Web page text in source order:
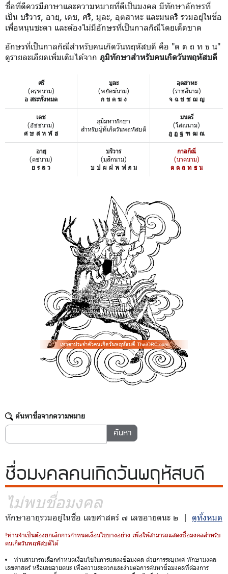
ชื่อที่ดีควรมีภาษาและความหมายที่ดีเป็นมงคล มีทักษาอักษรที่
เป็น บริวาร, อายุ, เดช, ศรี, มูละ, อุตสาหะ และมนตรี รวมอยู่ในชื่อ
เพื่อหนุนชะตา และต้องไม่มีอักษรที่เป็นกาลกิณีโดยเด็ดขาด
อักษรที่เป็นกาลกิณีสำหรับคนเกิดวันพฤหัสบดี คือ "ด ต ถ ท ธ น"
ดูรายละเอียดเพิ่มเติมได้จาก ภูมิทักษาสำหรับคนเกิดวันพฤหัสบดี
ศรี
(ครุฑนาม)
อ สระทั้งหมด
มูละ
(พยัคฆ์นาม)
ก ข ค ฆ ง
อุตสาหะ
(ราชสีนาม)
จ ฉ ช ซ ฌ ญ
เดช
(อัชชนาม)
ศ ษ ส ห ฬ ฮ
ภูมิมหาทักษา
สำหรับผู้ที่เกิดวันพฤหัสบดี
มนตรี
(โสณนาม)
ฎ ฏ ฐ ฑ ฒ ณ
อายุ
(คชนาม)
ย ร ล ว
บริวาร
(มุสิกนาม)
บ ป ผ ฝ พ ฟ ภ ม
กาลกิณี
(นาคนาม)
ด ต ถ ท ธ น
ค้นหาชื่อจากความหมาย
ชื่อมงคลคนเกิดวันพฤหัสบดี
ไม่พบชื่อมงคล
ทักษาอายุรวมอยู่ในชื่อ เลขศาสตร์ ๗ เลขอายตนะ ๒ | ดูทั้งหมด
!ท่านจำเป็นต้องยกเลิกการกำหนดเงื่อนไขบางอย่าง เพื่อให้สามารถแสดงชื่อมงคลสำหรับ
คนเกิดวันพฤหัสบดีได้
ท่านสามารถเลือกกำหนดเงื่อนไขในการแสดงชื่อมงคล ด้วยการระบุเพศ ทักษามงคล
เลขศาสตร์ หรือเลขอายตนะ เพื่อความสะดวกและง่ายต่อการค้นหาชื่อมงคลที่ต้องการ